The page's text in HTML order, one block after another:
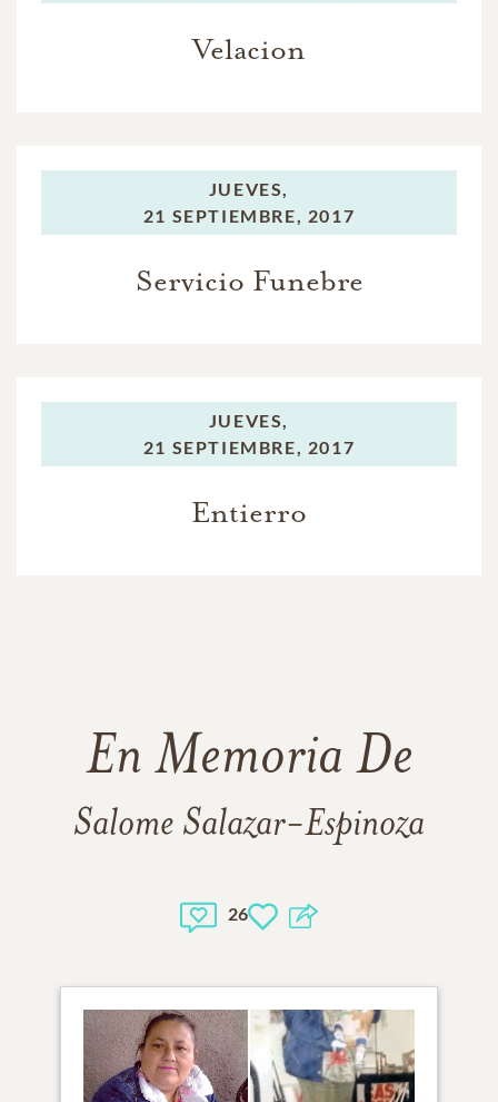
Velacion
JUEVES,
21 SEPTIEMBRE, 2017
Servicio Funebre
JUEVES,
21 SEPTIEMBRE, 2017
Entierro
En Memoria De
Salome Salazar-Espinoza
26